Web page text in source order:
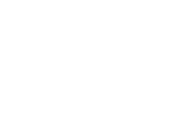
No te
Suscríbete a
noticias del